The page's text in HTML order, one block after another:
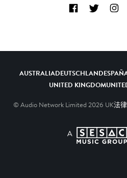
FacebookTwitter
AUSTRALIADEUTSCHLAND
UNITED KINGDOM
© Audio Network Limited 2026 UK法
A